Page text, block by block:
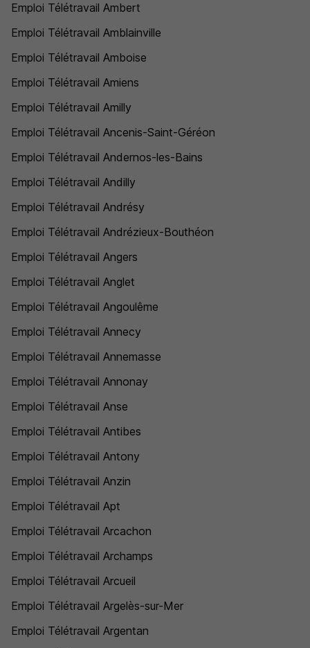
Emploi Télétravail Ambert
Emploi Télétravail Amblainville
Emploi Télétravail Amboise
Emploi Télétravail Amiens
Emploi Télétravail Amilly
Emploi Télétravail Ancenis-Saint-Géréon
Emploi Télétravail Andernos-les-Bains
Emploi Télétravail Andilly
Emploi Télétravail Andrésy
Emploi Télétravail Andrézieux-Bouthéon
Emploi Télétravail Angers
Emploi Télétravail Anglet
Emploi Télétravail Angoulême
Emploi Télétravail Annecy
Emploi Télétravail Annemasse
Emploi Télétravail Annonay
Emploi Télétravail Anse
Emploi Télétravail Antibes
Emploi Télétravail Antony
Emploi Télétravail Anzin
Emploi Télétravail Apt
Emploi Télétravail Arcachon
Emploi Télétravail Archamps
Emploi Télétravail Arcueil
Emploi Télétravail Argelès-sur-Mer
Emploi Télétravail Argentan